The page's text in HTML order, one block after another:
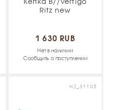
Ritz new
1 630 RUB
Нет в наличии
Сообщить о поступлении
HZ_31105